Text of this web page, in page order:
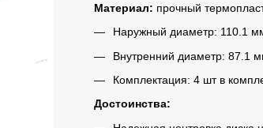
Материал: прочный
Наружный диаметр: 110.1
Внутренний диаметр: 87.1
Комплектация: 4 шт в
Достоинства: